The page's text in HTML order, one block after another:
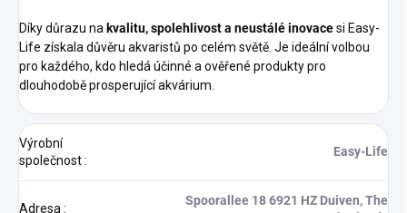
Díky důrazu na kvalitu, spolehlivost a neustálé inovacesi Easy-
Life získala důvěru akvaristů po celém světě. Je ideální volbou
pro každého, kdo hledá účinné a ověřené produkty pro
dlouhodobě prosperující akvárium.
Výrobní
společnost:
Easy-Life
Adresa:
Spoorallee 18 6921 HZ Duiven, The